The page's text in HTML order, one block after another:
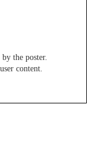
the poster.
content.